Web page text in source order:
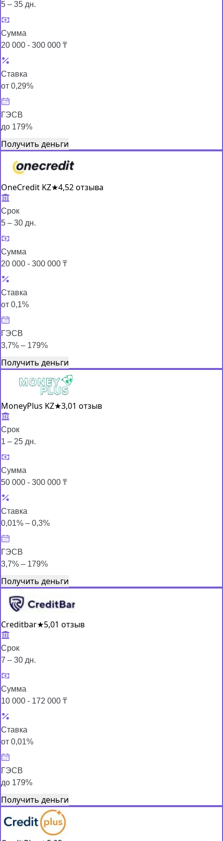
5 – 35 дн.
Сумма
20 000 - 300 000 ₸
Ставка
от 0,29%
ГЭСВ
до 179%
Получить деньги
OneCredit KZ★4,52 отзыва
Срок
5 – 30 дн.
Сумма
20 000 - 300 000 ₸
Ставка
от 0,1%
ГЭСВ
3,7% – 179%
Получить деньги
MoneyPlus KZ★3,01 отзыв
Срок
1 – 25 дн.
Сумма
50 000 - 300 000 ₸
Ставка
0,01% – 0,3%
ГЭСВ
3,7% – 179%
Получить деньги
Creditbar★5,01 отзыв
Срок
7 – 30 дн.
Сумма
10 000 - 172 000 ₸
Ставка
от 0,01%
ГЭСВ
до 179%
Получить деньги